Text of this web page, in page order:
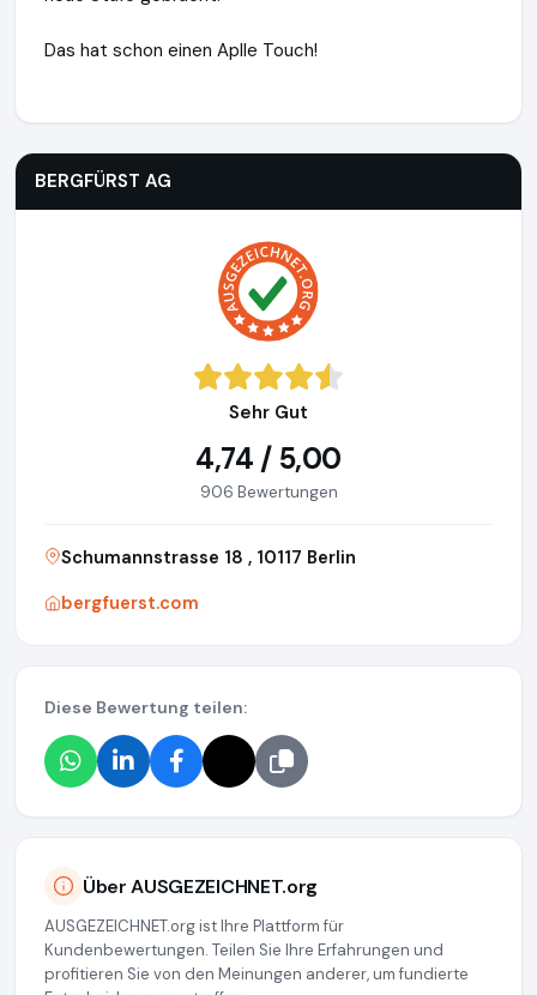
Das hat schon einen Aplle Touch!
BERGFÜRST AG
Sehr Gut
4,74 / 5,00
906 Bewertungen
Schumannstrasse 18 , 10117 Berlin
bergfuerst.com
Diese Bewertung teilen:
Über AUSGEZEICHNET.org
AUSGEZEICHNET.org ist Ihre Plattform für
Kundenbewertungen. Teilen Sie Ihre Erfahrungen und
profitieren Sie von den Meinungen anderer, um fundierte